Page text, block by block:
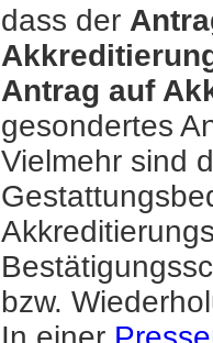
dass der
Antrag auf
gesondertes
Vielmehr sind
bzw.